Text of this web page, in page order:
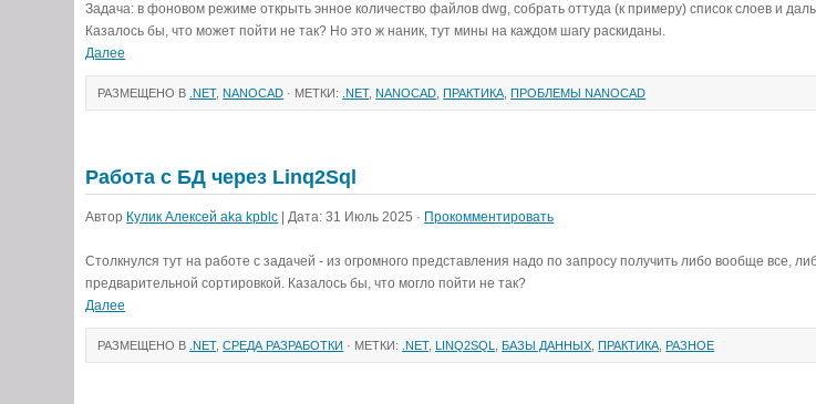
Задача: в фоновом режиме открыть энное количество файлов dwg, собрать оттуда (к примеру) список слоев и
Казалось бы, что может пойти не так? Но это ж наник, тут мины на каждом шагу раскиданы.
Далее
РАЗМЕЩЕНО В .NET,NANOCAD · МЕТКИ: .NET,NANOCAD ,ПРАКТИКА ,ПРОБЛЕМЫ NANOCAD
Работа с БД через Linq2Sql
Автор Кулик Алексей aka kpblc | Дата: 31 Июль 2025 · Прокомментировать
Столкнулся тут на работе с задачей - из огромного представления надо по запросу получить либо вообще все,
предварительной сортировкой. Казалось бы, что могло пойти не так?
Далее
РАЗМЕЩЕНО В .NET,СРЕДА РАЗРАБОТКИ · МЕТКИ: .NET,LINQ2SQL ,БАЗЫ ДАННЫХ ,ПРАКТИКА ,РАЗНОЕ